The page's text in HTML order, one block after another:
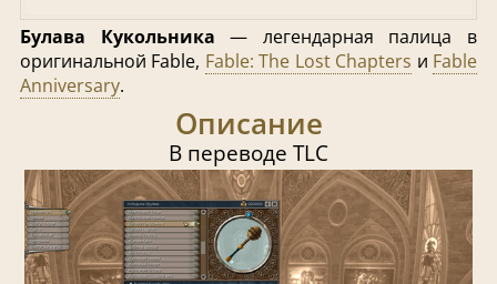
Булава Кукольника — легендарная палица в
оригинальной Fable, Fable: The Lost Chapters и Fable
Anniversary.
Описание
В переводе TLC